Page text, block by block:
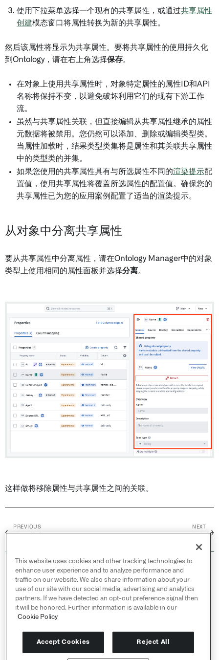
使用下拉菜单选择一个现有的共享属性，或通过共享属性
创建模态窗口将属性转换为新的共享属性。
然后该属性将显示为共享属性。要将共享属性的使用持久化
到Ontology，请在右上角选择保存。
在对象上使用共享属性时，对象特定属性的属性ID和API
名称将保持不变，以避免破坏利用它们的现有下游工作
流。
虽然与共享属性关联，但直接编辑从共享属性继承的属性
元数据将被禁用。您仍然可以添加、删除或编辑类型类。
当属性加载时，结果类型类集将是属性和其关联共享属性
中的类型类的并集。
如果您使用的共享属性具有与所选属性不同的渲染提示配
置值，使用共享属性将覆盖所选属性的配置值。确保您的
共享属性已为您的应用案例配置了适当的渲染提示。
从对象中分离共享属性
要从共享属性中分离属性，请在Ontology Manager中的对象
类型上使用相同的属性面板并选择分离。
这样做将移除属性与共享属性之间的关联。
←
PREVIOUS NEXT
→
© 2026 Palantir Technologies Inc. All rights
reserved.
Cookies Statement ↗
Privacy Statement ↗
Terms of Use ↗
Do Not Sell or Share My Personal Information
This website uses cookies and other tracking technologies to
enhance user experience and to analyze performance and
traffic on our website. We also share information about your
use of our site with our social media, advertising and analytics
partners. If we have detected an opt-out preference signal then
it will be honored. Further information is available in our
Cookie Policy
Accept Cookies Reject All